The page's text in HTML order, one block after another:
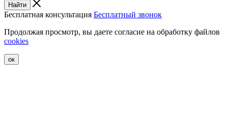
Найти
Бесплатная консультация Бесплатный звонок
Продолжая просмотр, вы даете согласие на обработку файлов
cookies
ок